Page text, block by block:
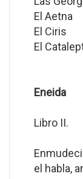
El Aetna
El Ciris
El
Eneida
Libro II.
el habla,